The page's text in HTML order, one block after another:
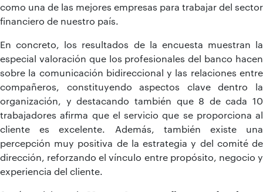
como una de las mejores empresas para trabajar del sector
financiero de nuestro país.
En concreto, los resultados de la encuesta muestran la
especial valoración que los profesionales del banco hacen
sobre la comunicación bidireccional y las relaciones entre
compañeros, constituyendo aspectos clave dentro la
organización, y destacando también que 8 de cada 10
trabajadores afirma que el servicio que se proporciona al
cliente es excelente. Además, también existe una
percepción muy positiva de la estrategia y del comité de
dirección, reforzando el vínculo entre propósito, negocio y
experiencia del cliente.